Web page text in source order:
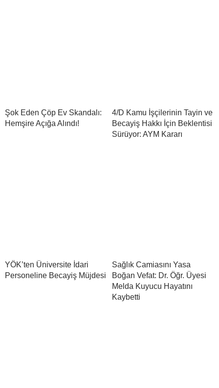
Şok Eden Çöp Ev Skandalı:
Hemşire Açığa Alındı!
4/D Kamu İşçilerinin Tayin ve
Becayiş Hakkı İçin Beklentisi
Sürüyor: AYM Kararı
YÖK’ten Üniversite İdari
Personeline Becayiş Müjdesi
Sağlık Camiasını Yasa
Boğan Vefat: Dr. Öğr. Üyesi
Melda Kuyucu Hayatını
Kaybetti